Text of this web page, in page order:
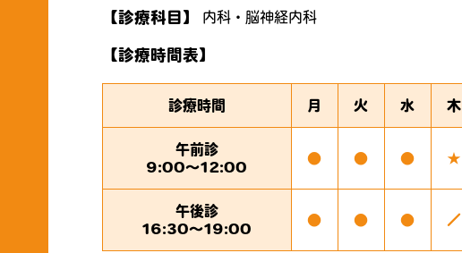
診療科目 内科・脳神経内科
診療時間表
診療時間 月 火 水 木
午前診
9:00～12:00
● ● ● ★
午後診
16:30～19:00
● ● ● ／